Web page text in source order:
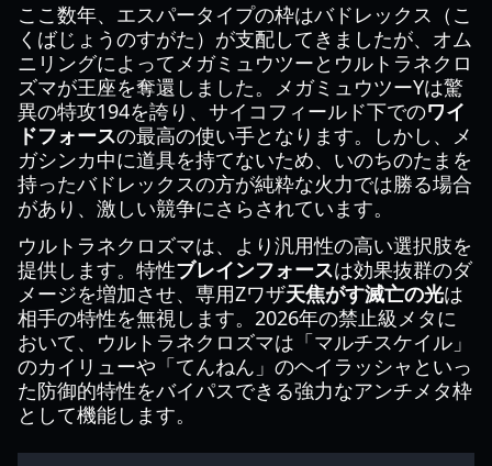
ここ数年、エスパータイプの枠はバドレックス（こ
くばじょうのすがた）が支配してきましたが、オム
ニリングによってメガミュウツーとウルトラネクロ
ズマが王座を奪還しました。メガミュウツーYは驚
異の特攻194を誇り、サイコフィールド下でのワイ
ドフォースの最高の使い手となります。しかし、メ
ガシンカ中に道具を持てないため、いのちのたまを
持ったバドレックスの方が純粋な火力では勝る場合
があり、激しい競争にさらされています。
ウルトラネクロズマは、より汎用性の高い選択肢を
提供します。特性ブレインフォースは効果抜群のダ
メージを増加させ、専用Zワザ天焦がす滅亡の光は
相手の特性を無視します。2026年の禁止級メタに
おいて、ウルトラネクロズマは「マルチスケイル」
のカイリューや「てんねん」のヘイラッシャといっ
た防御的特性をバイパスできる強力なアンチメタ枠
として機能します。